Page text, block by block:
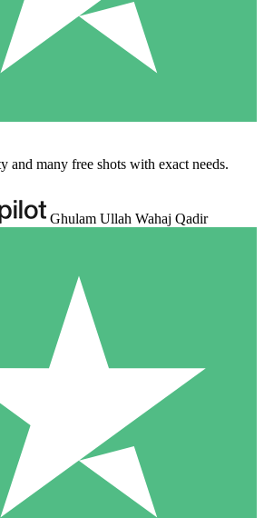
and many free shots with exact needs.
Ghulam Ullah Wahaj Qadir